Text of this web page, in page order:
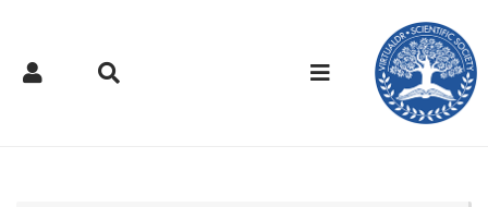
دکتر مجازی - psychopathy